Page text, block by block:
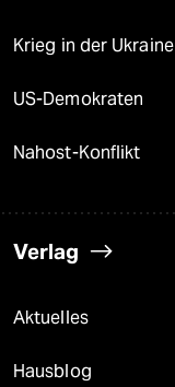
Krieg in der Ukraine
US-Demokraten
Nahost-Konflikt
Verlag
Aktuelles
Hausblog